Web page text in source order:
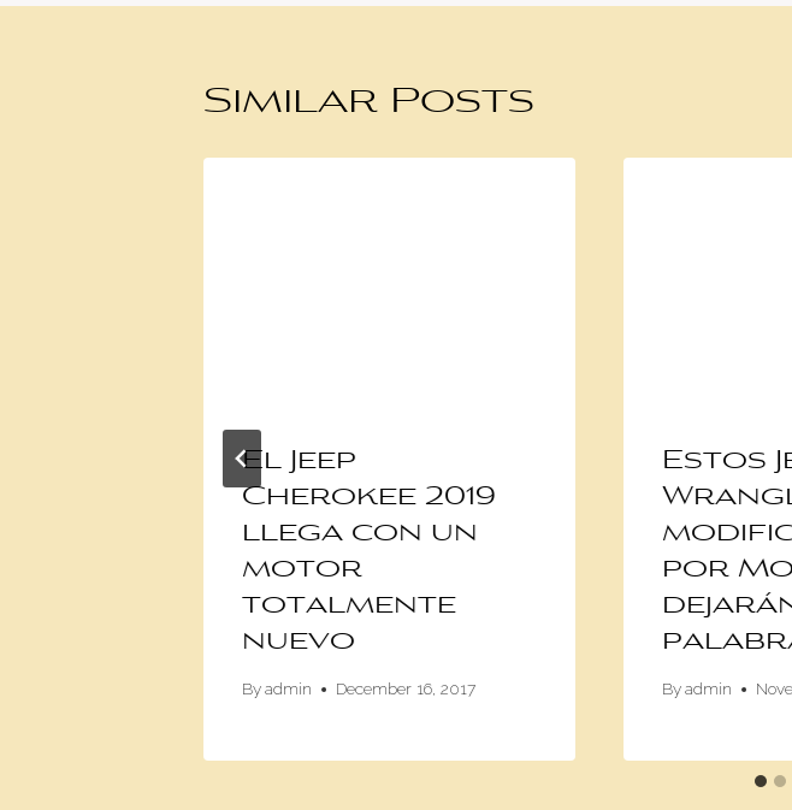
Similar Posts
El Jeep
Cherokee 2019
llega con un
motor
totalmente
nuevo
Byadmin December 16, 2017
Estos
por
By admin